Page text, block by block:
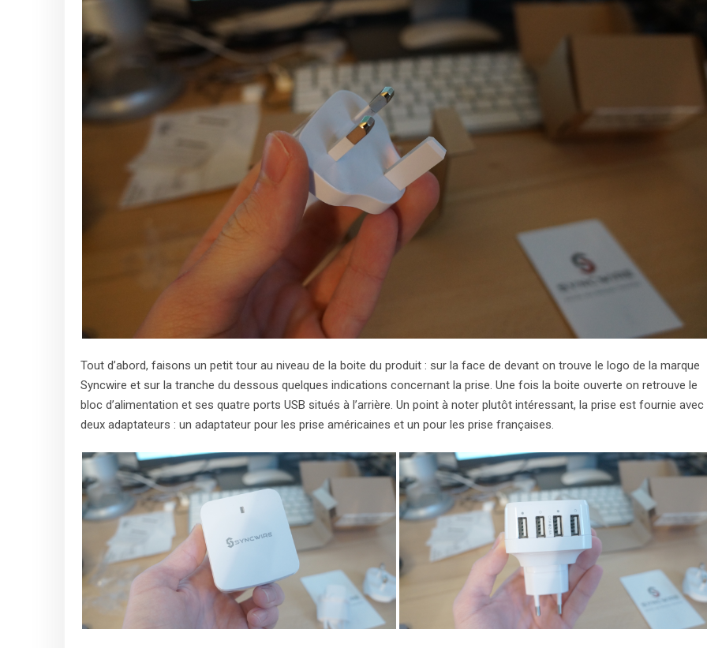
Tout d’abord, faisons un petit tour au niveau de la boite du produit : sur la face de devant on trouve le logo de la marque
Syncwire et sur la tranche du dessous quelques indications concernant la prise. Une fois la boite ouverte on retrouve le
bloc d’alimentation et ses quatre ports USB situés à l’arrière. Un point à noter plutôt intéressant, la prise est fournie avec
deux adaptateurs : un adaptateur pour les prise américaines et un pour les prise françaises.